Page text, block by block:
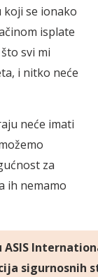
koji se ionako
isplate
svi mi
i nitko neće
neće imati
za
ih nemamo
sigurnosnih